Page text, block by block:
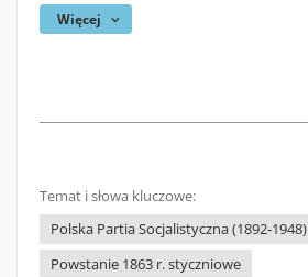
Więcej
Temat i słowa kluczowe:
Polska Partia Socjalistyczna (1892-1948)
Powstanie 1863 r. styczniowe